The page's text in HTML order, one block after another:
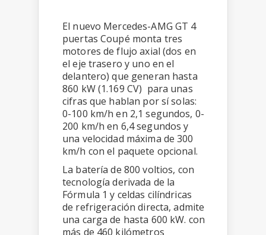
El nuevo Mercedes-AMG GT 4
puertas Coupé monta tres
motores de flujo axial (dos en
el eje trasero y uno en el
delantero) que generan hasta
860 kW (1.169 CV) para unas
cifras que hablan por sí solas:
0-100 km/h en 2,1 segundos, 0-
200 km/h en 6,4 segundos y
una velocidad máxima de 300
km/h con el paquete opcional.
La batería de 800 voltios, con
tecnología derivada de la
Fórmula 1 y celdas cilíndricas
de refrigeración directa, admite
una carga de hasta 600 kW. con
más de 460 kilómetros